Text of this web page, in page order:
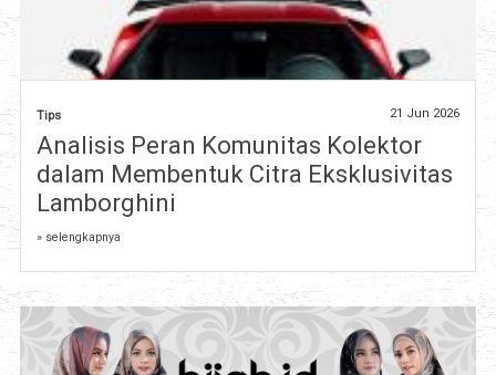
Tips 21 Jun 2026
Analisis Peran Komunitas Kolektor
dalam Membentuk Citra Eksklusivitas
Lamborghini
» selengkapnya